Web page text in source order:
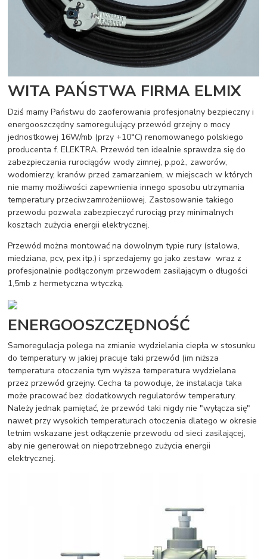
WITA PAŃSTWA FIRMA ELMIX
Dziś mamy Państwu do zaoferowania profesjonalny bezpieczny i
energooszczędny samoregulujący przewód grzejny o mocy
jednostkowej 16W/mb (przy +10°C) renomowanego polskiego
producenta f. ELEKTRA. Przewód ten idealnie sprawdza się do
zabezpieczania rurociągów wody zimnej, p.poż., zaworów,
wodomierzy, kranów przed zamarzaniem, w miejscach w których
nie mamy możliwości zapewnienia innego sposobu utrzymania
temperatury przeciwzamrożeniiowej. Zastosowanie takiego
przewodu pozwala zabezpieczyć rurociąg przy minimalnych
kosztach zużycia energii elektrycznej.
Przewód można montować na dowolnym typie rury (stalowa,
miedziana, pcv, pex itp.) i sprzedajemy go jako zestaw wraz z
profesjonalnie podłączonym przewodem zasilającym o długości
1,5mb z hermetyczna wtyczką.
ENERGOOSZCZĘDNOŚĆ
Samoregulacja polega na zmianie wydzielania ciepła w stosunku
do temperatury w jakiej pracuje taki przewód (im niższa
temperatura otoczenia tym wyższa temperatura wydzielana
przez przewód grzejny. Cecha ta powoduje, że instalacja taka
może pracować bez dodatkowych regulatorów temperatury.
Należy jednak pamiętać, że przewód taki nigdy nie "wyłącza się"
nawet przy wysokich temperaturach otoczenia dlatego w okresie
letnim wskazane jest odłączenie przewodu od sieci zasilającej,
aby nie generował on niepotrzebnego zużycia energii
elektrycznej.